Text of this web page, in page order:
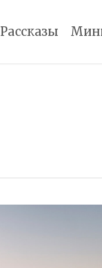
Рассказы